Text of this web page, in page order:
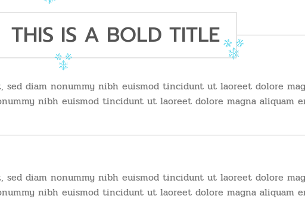
THIS IS A BOLD TITLE
diam nonummy nibh euismod tincidunt ut laoreet dolore
nibh euismod tincidunt ut laoreet dolore magna aliquam
diam nonummy nibh euismod tincidunt ut laoreet dolore
nibh euismod tincidunt ut laoreet dolore magna aliquam